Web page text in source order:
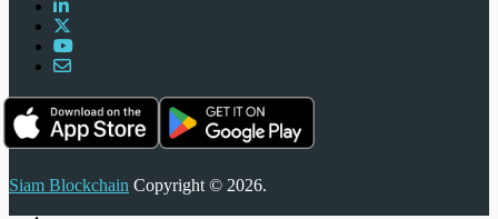
Siam Blockchain Copyright © 2026.